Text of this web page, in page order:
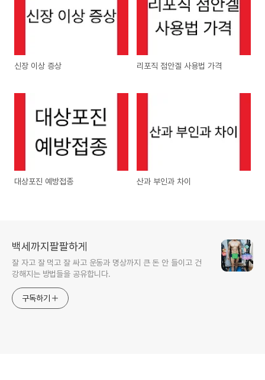
신장 이상 증상 리포직 점안겔 사용법 가격
대상포진 예방접종 산과 부인과 차이
백세까지팔팔하게
잘 자고 잘 먹고 잘 싸고 운동과 명상까지 큰 돈 안 들이고 건
강해지는 방법들을 공유합니다.
구독하기